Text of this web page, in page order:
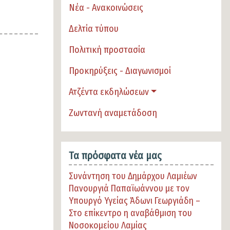
Νέα - Ανακοινώσεις
Δελτία τύπου
Πολιτική προστασία
Προκηρύξεις - Διαγωνισμοί
Ατζέντα εκδηλώσεων
Ζωντανή αναμετάδοση
Τα πρόσφατα νέα μας
Συνάντηση του Δημάρχου Λαμιέων
Πανουργιά Παπαϊωάννου με τον
Υπουργό Υγείας Άδωνι Γεωργιάδη –
Στο επίκεντρο η αναβάθμιση του
Νοσοκομείου Λαμίας